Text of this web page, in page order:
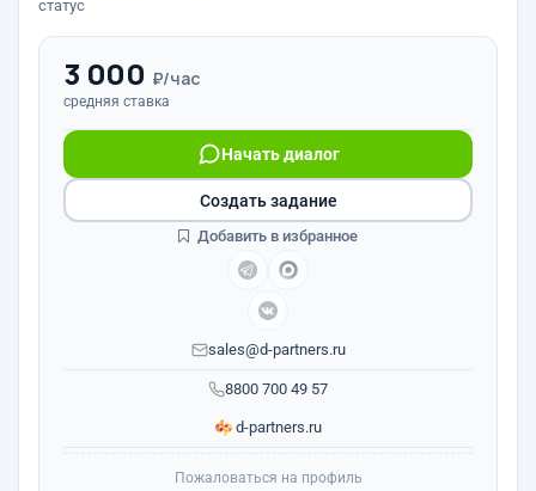
статус
3 000 ₽/час
средняя ставка
8800 700 49 57
Начать диалог
sales@d-partners.ru
d-partners.ru
Создать задание
Добавить в избранное
Пожаловаться на профиль